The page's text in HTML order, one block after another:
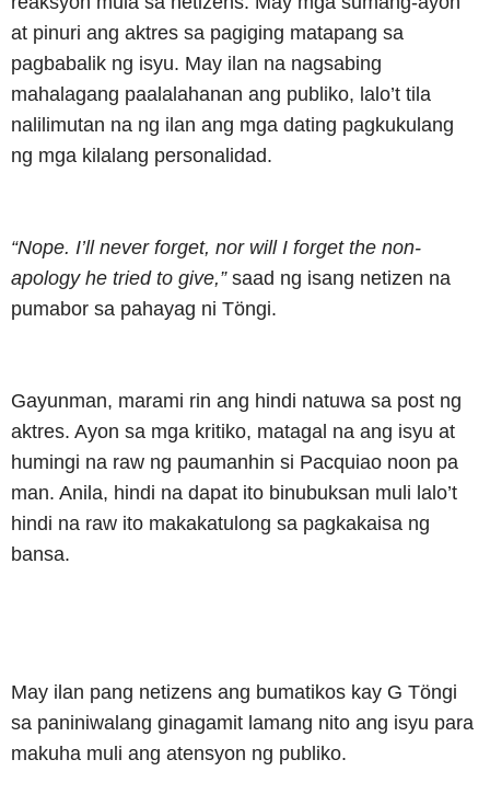
at pinuri ang aktres sa pagiging matapang sa
pagbabalik ng isyu. May ilan na nagsabing
mahalagang paalalahanan ang publiko, lalo’t tila
nalilimutan na ng ilan ang mga dating pagkukulang
ng mga kilalang personalidad.
“Nope. I’ll never forget, nor will I forget the non-
apology he tried to give,”saad ng isang netizen na
pumabor sa pahayag ni Töngi.
Gayunman, marami rin ang hindi natuwa sa post ng
aktres. Ayon sa mga kritiko, matagal na ang isyu at
humingi na raw ng paumanhin si Pacquiao noon pa
man. Anila, hindi na dapat ito binubuksan muli lalo’t
hindi na raw ito makakatulong sa pagkakaisa ng
bansa.
May ilan pang netizens ang bumatikos kay G Töngi
sa paniniwalang ginagamit lamang nito ang isyu para
makuha muli ang atensyon ng publiko.